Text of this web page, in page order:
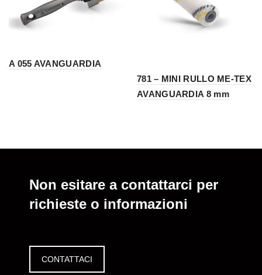
A 055 AVANGUARDIA
781 – MINI RULLO ME-TEX
AVANGUARDIA 8 mm
Non esitare a contattarci per
richieste o informazioni
CONTATTACI